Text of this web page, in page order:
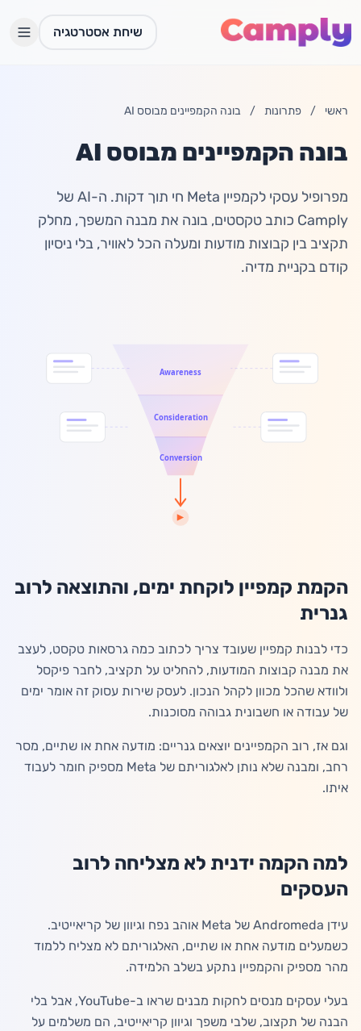
שיחת אסטרטגיה
ראשי / פתרונות / בונה הקמפיינים מבוסס AI
בונה הקמפיינים מבוסס AI
מפרופיל עסקי לקמפיין Meta חי תוך דקות. ה-AI של
Camply כותב טקסטים, בונה את מבנה המשפך, מחלק
תקציב בין קבוצות מודעות ומעלה הכל לאוויר, בלי ניסיון
קודם בקניית מדיה.
Awareness
Consideration
Conversion
הקמת קמפיין לוקחת ימים, והתוצאה לרוב
גנרית
כדי לבנות קמפיין שעובד צריך לכתוב כמה גרסאות טקסט, לעצב
את מבנה קבוצות המודעות, להחליט על תקציב, לחבר פיקסל
ולוודא שהכל מכוון לקהל הנכון. לעסק שירות עסוק זה אומר ימים
של עבודה או חשבונית גבוהה מסוכנות.
וגם אז, רוב הקמפיינים יוצאים גנריים: מודעה אחת או שתיים, מסר
רחב, ומבנה שלא נותן לאלגוריתם של Meta מספיק חומר לעבוד
איתו.
למה הקמה ידנית לא מצליחה לרוב
העסקים
עידן Andromeda של Meta אוהב נפח וגיוון של קריאייטיב.
כשמעלים מודעה אחת או שתיים, האלגוריתם לא מצליח ללמוד
מהר מספיק והקמפיין נתקע בשלב הלמידה.
בעלי עסקים מנסים לחקות מבנים שראו ב-YouTube, אבל בלי
הבנה של תקצוב, שלבי משפך וגיוון קריאייטיב, הם משלמים על